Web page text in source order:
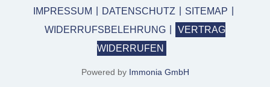
IMPRESSUM DATENSCHUTZ
SITEMAP
WIDERRUFSBELEHRUNG
VERTRAG
WIDERRUFEN
Powered by Immonia GmbH